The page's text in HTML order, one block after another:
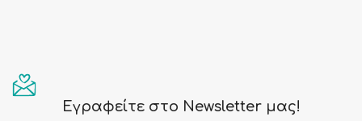
Εγραφείτε στο Newsletter μας!